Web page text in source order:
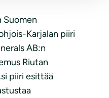
Suomen
Karjalan piiri
AB:n
Riutan
piiri esittää